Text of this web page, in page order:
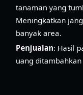
tanaman yang
Meningkatkan
banyak area.
Penjualan: Hasil
uang